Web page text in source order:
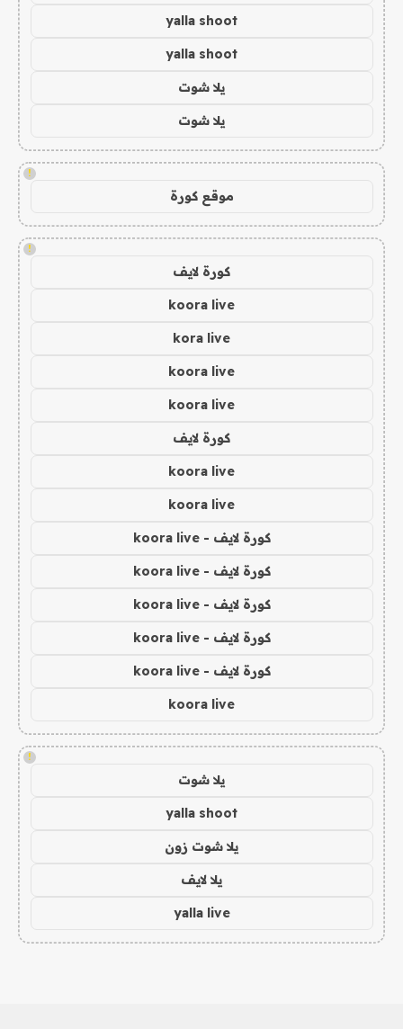
yalla shoot
yalla shoot
يلا شوت
يلا شوت
!
موقع كورة
!
كورة لايف
koora live
kora live
koora live
koora live
كورة لايف
koora live
koora live
كورة لايف - koora live
كورة لايف - koora live
كورة لايف - koora live
كورة لايف - koora live
كورة لايف - koora live
koora live
!
يلا شوت
yalla shoot
يلا شوت زون
يلا لايف
yalla live